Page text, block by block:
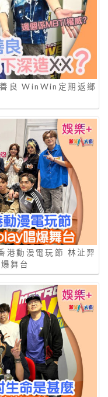
良 WinWin定期返鄉
港動漫電玩節 林沚羿
舞台